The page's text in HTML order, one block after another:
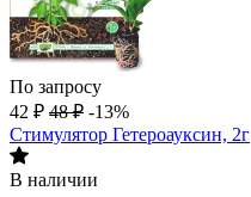
По запросу
42 ₽ 48 ₽ -13%
Стимулятор Гетероауксин, 2г
В наличии